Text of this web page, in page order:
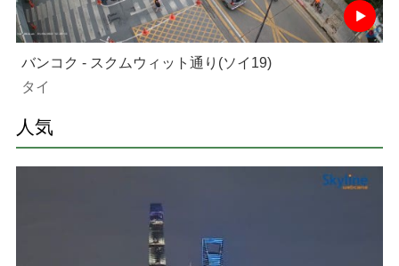
バンコク - スクムウィット通り(ソイ19)
タイ
人気